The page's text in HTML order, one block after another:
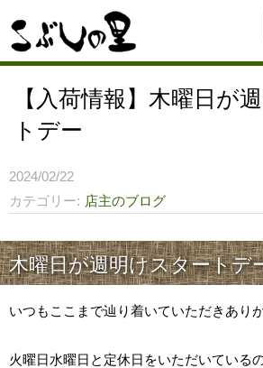
【入荷情報】木曜日が
トデー
2024/02/22
カテゴリー
店主のブログ
木曜日が週明けスタートデ
いつもここまで辿り着いていただきあり
火曜日水曜日と定休日をいただいている